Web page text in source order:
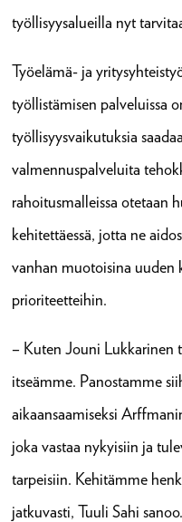
työllisyysalueilla nyt
Työelämä- ja
työllistämisen palveluissa
työllisyysvaikutuksia
valmennuspalveluita
rahoitusmalleissa otetaan
kehitettäessä, jotta ne
vanhan muotoisina uuden
prioriteetteihin.
– Kuten Jouni Lukkarinen
itseämme. Panostamme
aikaansaamiseksi
joka vastaa nykyisiin ja
tarpeisiin. Kehitämme
jatkuvasti, Tuuli Sahi sanoo.